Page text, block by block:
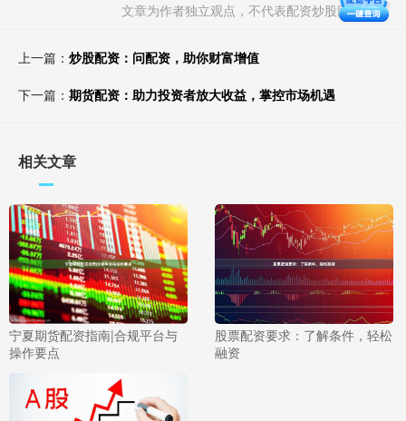
文章为作者独立观点，不代表配资炒股网站观点
上一篇： 炒股配资：问配资，助你财富增值
下一篇： 期货配资：助力投资者放大收益，掌控市场机遇
相关文章
宁夏期货配资指南|合规平台与
操作要点
股票配资要求：了解条件，轻松
融资